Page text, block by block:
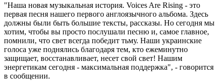
"Наша новая музыкальная история. Voices Are Rising - это
первая песня нашего первого англоязычного альбома. Здесь
должны были быть большие тексты, рассказы. Но сегодня мы
хотим, чтобы вы просто послушали песню и, самое главное,
помнили, что свет всегда победит тьму. Наши украинские
голоса уже поднялись благодаря тем, кто ежеминутно
защищает, восстанавливает, несет свой свет! Нашим
энергетикам сегодня - максимальная поддержка", - говорится
в сообщении.